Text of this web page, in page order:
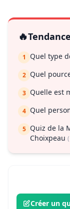
🔥
1 Quel type
2 Quel
3 Quelle est
4 Quel
5 Quiz de la
Choixpeau
Créer un